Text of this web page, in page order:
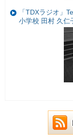
「TDXラジオ」
小学校 田村 久仁